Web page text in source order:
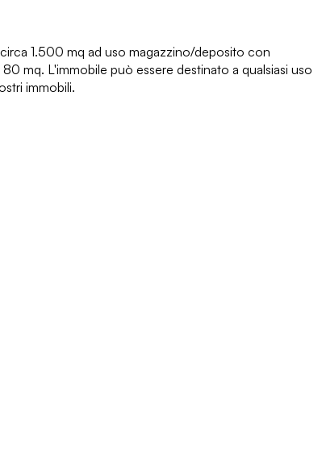
1.500 mq ad uso magazzino/deposito con
mq. L'immobile può essere destinato a qualsiasi uso
immobili.